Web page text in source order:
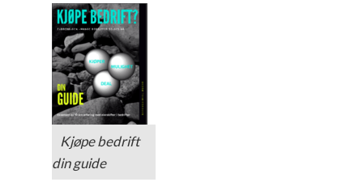
Kjøpe bedrift
din guide